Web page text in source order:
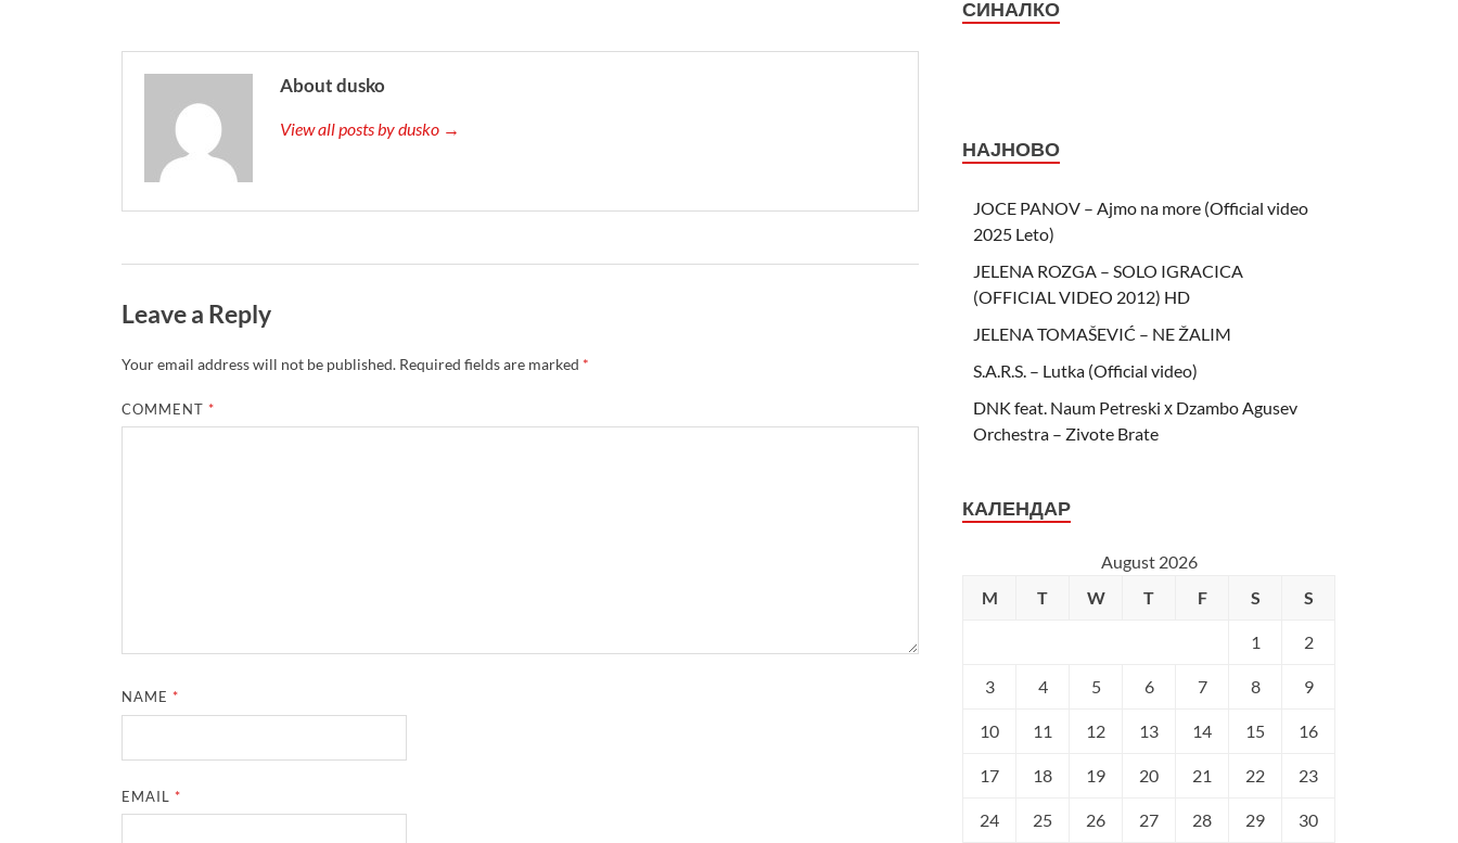
About dusko
View all posts by dusko →
Leave a Reply
Your email address will not be published. Required fields are marked *
COMMENT*
NAME*
EMAIL*
СИНАЛКО
НАЈНОВО
JOCE PANOV – Ajmo na more (Official video
2025 Leto)
JELENA ROZGA – SOLO IGRACICA
(OFFICIAL VIDEO 2012) HD
JELENA TOMAŠEVIĆ – NE ŽALIM
S.A.R.S. – Lutka (Official video)
DNK feat. Naum Petreski х Dzambo Agusev
Orchestra – Zivote Brate
КАЛЕНДАР
August 2026
M
T W T F S S
1 2
3 4 5 6 7 8 9
10 11 12 13 14 15 16
17 18 19 20 21 22 23
24 25 26 27 28 29 30